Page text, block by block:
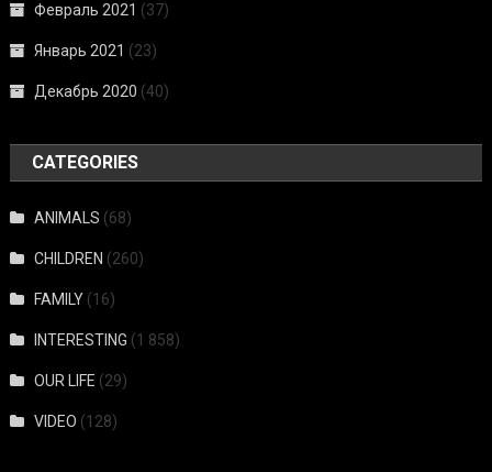
Февраль 2021 (37)
Январь 2021 (23)
Декабрь 2020 (40)
CATEGORIES
ANIMALS (68)
CHILDREN (260)
FAMILY (16)
INTERESTING (1 858)
OUR LIFE (29)
VIDEO (128)